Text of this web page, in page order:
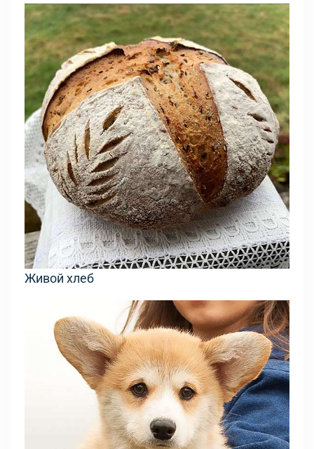
Живой хлеб